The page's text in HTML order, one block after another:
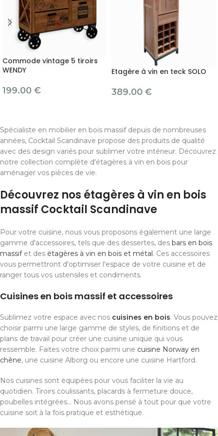
Commode vintage 5 tiroirs
WENDY
199.00 €
Etagère à vin en teck SOLO
389.00 €
Spécialiste en mobilier en bois massif depuis de nombreuses
années, Cocktail Scandinave propose des produits de qualité
avec des design variés pour sublimer votre intérieur. Découvrez
notre collection complète d'étagères à vin en bois pour
aménager vos pièces de vie.
Découvrez nos étagères à vin en bois
massif Cocktail Scandinave
Pour votre cuisine, nous vous proposons également une large
gamme d'accessoires, tels que des dessertes, des bars en bois
massifet des étagères à vin en bois et métal. Ces accessoires
vous permettront d'optimiser l'espace de votre cuisine et de
ranger tous vos ustensiles et condiments.
Cuisines en bois massif et accessoires
Sublimez votre espace avec nos cuisines en bois. Vous pouvez
choisir parmi une large gamme de styles, de finitions et de
plans de travail pour créer une cuisine unique qui vous
ressemble. Faites votre choix parmi une cuisine Norway en
chêne, une cuisine Alborg ou encore une cuisine Hartford.
Nos cuisines sont équipées pour vous faciliter la vie au
quotidien. Tiroirs coulissants, placards à fermeture douce,
poubelles intégrées... Nous avons pensé à tout pour que votre
cuisine soit à la fois pratique et esthétique.